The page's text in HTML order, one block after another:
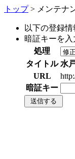
トップ> メンテナ
以下の登録情
暗証キーを入
処理
タイトル 水
URL
暗証キー